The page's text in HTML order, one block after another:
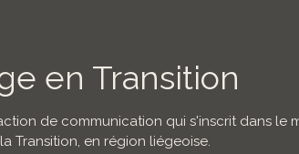
en Transition
de communication qui s'inscrit dans le
Transition, en région liégeoise.